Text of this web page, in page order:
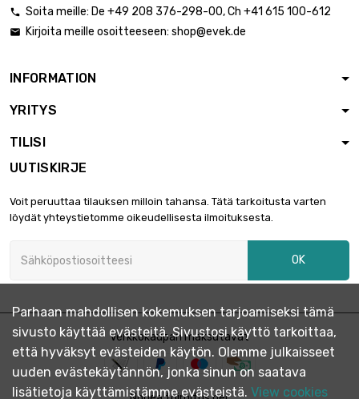
pituus : 5 Meter
halkaisija : 1.6mm
43,34 € 
pituus : 50 Meter
pituus : 100 Meter
halkaisija : 1.6mm
141,58 € 
 Soita meille: De +49 208 376-298-00, Ch +41 615 100-612
 Kirjoita meille osoitteeseen: shop@evek.de
INFORMATION
YRITYS
TILISI
UUTISKIRJE
Voit peruuttaa tilauksen milloin tahansa. Tätä tarkoitusta varten
löydät yhteystietomme oikeudellisesta ilmoituksesta.
OK
Verkkokaupan maksutavat
Parhaan mahdollisen kokemuksen tarjoamiseksi tämä
sivusto käyttää evästeitä. Sivustosi käyttö tarkoittaa,
että hyväksyt evästeiden käytön. Olemme julkaisseet
uuden evästekäytännön, jonka sinun on saatava
lisätietoja käyttämistämme evästeistä. View cookies